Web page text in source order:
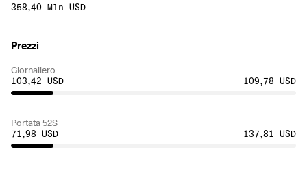
358,40 Mln USD
Prezzi
Giornaliero
103,42 USD
109,78 USD
Portata 52S
71,98 USD
137,81 USD